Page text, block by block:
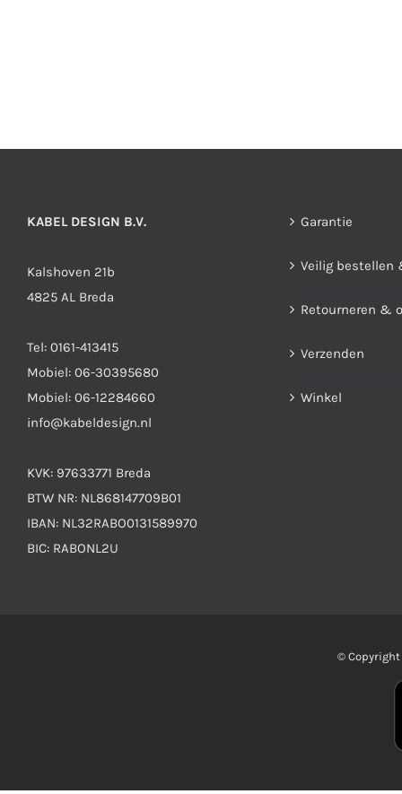
KABEL DESIGN B.V.
Kalshoven 21b
4825 AL Breda
Tel: 0161-413415
Mobiel: 06-30395680
Mobiel: 06-12284660
info@kabeldesign.nl
KVK: 97633771 Breda
BTW NR: NL868147709B01
IBAN: NL32RABO0131589970
BIC: RABONL2U
Garantie
Veilig bestellen
Retourneren &
Verzenden
Winkel
© Copyright